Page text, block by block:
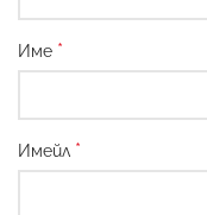
Име *
Имейл *